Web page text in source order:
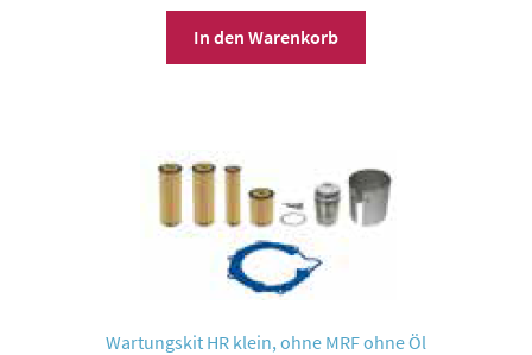
In den Warenkorb
Wartungskit HR klein, ohne MRF ohne Öl